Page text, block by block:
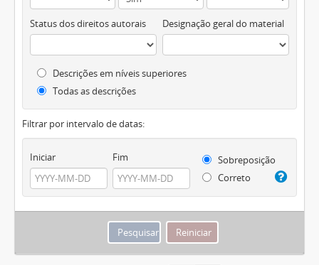
Status dos direitos autorais Designação geral do material
Descrições em níveis superiores
Todas as descrições
Filtrar por intervalo de datas:
Iniciar Fim
Sobreposição
Correto